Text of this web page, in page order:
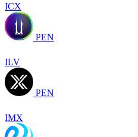
ICX
PEN
ILV
PEN
IMX